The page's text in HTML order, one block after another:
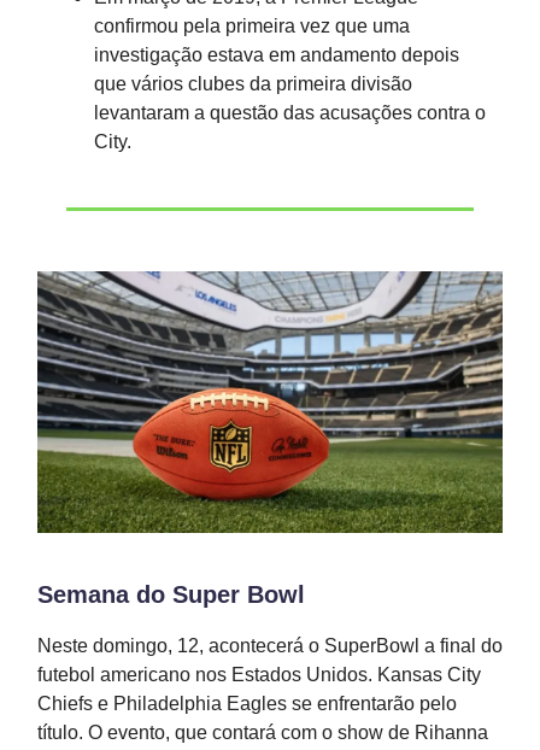
confirmou pela primeira vez que uma
investigação estava em andamento depois
que vários clubes da primeira divisão
levantaram a questão das acusações contra o
City.
Semana do Super Bowl
Neste domingo, 12, acontecerá o SuperBowl a final do
futebol americano nos Estados Unidos. Kansas City
Chiefs e Philadelphia Eagles se enfrentarão pelo
título. O evento, que contará com o show de Rihanna